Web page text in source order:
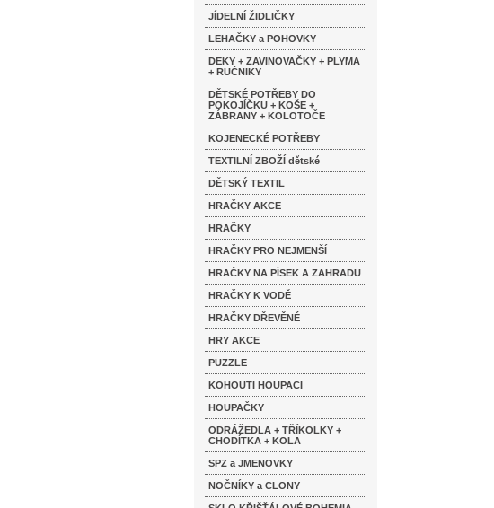
JÍDELNÍ ŽIDLIČKY
LEHAČKY a POHOVKY
DEKY + ZAVINOVAČKY + PLYMA
+ RUČNIKY
DĚTSKÉ POTŘEBY DO
POKOJÍČKU + KOŠE +
ZÁBRANY + KOLOTOČE
KOJENECKÉ POTŘEBY
TEXTILNÍ ZBOŽÍ dětské
DĚTSKÝ TEXTIL
HRAČKY AKCE
HRAČKY
HRAČKY PRO NEJMENŠÍ
HRAČKY NA PÍSEK A ZAHRADU
HRAČKY K VODĚ
HRAČKY DŘEVĚNÉ
HRY AKCE
PUZZLE
KOHOUTI HOUPACI
HOUPAČKY
ODRÁŽEDLA + TŘÍKOLKY +
CHODÍTKA + KOLA
SPZ a JMENOVKY
NOČNÍKY a CLONY